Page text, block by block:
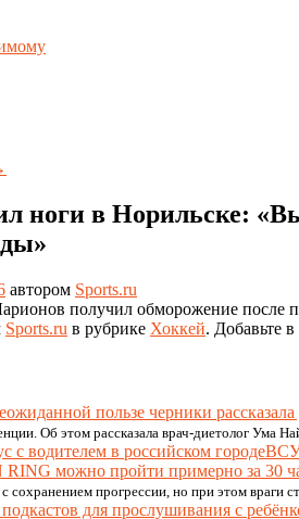
ноги в Норильске:
автором Sports.ru
получил обморожение после
Sports.ru в рубрике Хоккей. Добавьте в
Об этом рассказала врач-диетолог Ума
ВСУ
сохранением прогрессии, но при этом